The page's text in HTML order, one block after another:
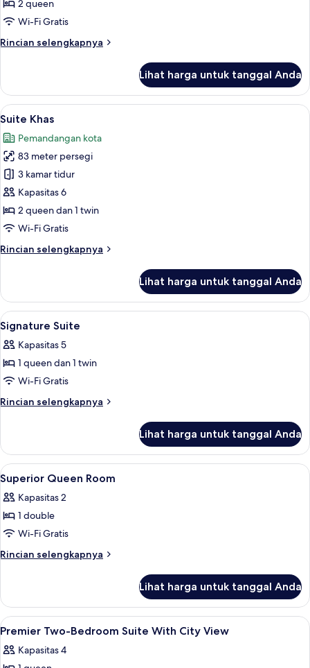
2 queen
Wi-Fi Gratis
Rincian selengkapnya
Rincian
Suite
Premier
Lihat harga untuk tanggal Anda
Lihat
semua
foto
untuk
Suite
Khas
Meja kerja, kedap suara, setrika/
11
Suite Khas
Pemandangan kota
83 meter persegi
3 kamar tidur
Kapasitas 6
2 queen dan 1 twin
Wi-Fi Gratis
Rincian selengkapnya
Rincian
Suite
Khas
Lihat harga untuk tanggal Anda
Lihat
semua
foto
untuk
Signature
Suite
Meja kerja, kedap suara, setrika/
10
Signature Suite
Kapasitas 5
1 queen dan 1 twin
Wi-Fi Gratis
Rincian selengkapnya
Rincian
Signature
Suite
Lihat harga untuk tanggal Anda
Lihat
semua
foto
untuk
Superior
Queen
Meja kerja, kedap suara, setrika/
5
Superior Queen Room
Kapasitas 2
1 double
Wi-Fi Gratis
Rincian selengkapnya
Rincian
Superior
Queen
Room
Lihat harga untuk tanggal Anda
Lihat
semua
foto
Meja kerja, kedap suara, setrika/
10
Premier Two-Bedroom Suite With City View
Kapasitas 4